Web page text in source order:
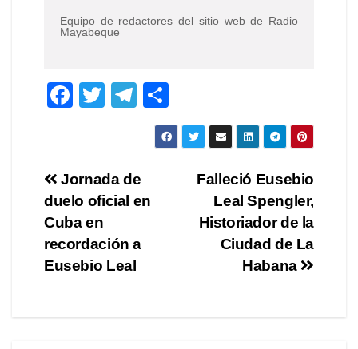
Equipo de redactores del sitio web de Radio
Mayabeque
F
e
b
o
o
k
T
er
T
el
gr
a
o
m
Navegación
de
entradas
Falleció Eusebio
Leal Spengler,
Historiador de la
Ciudad de La
Habana
Jornada de
duelo oficial en
Cuba en
recordación a
Eusebio Leal